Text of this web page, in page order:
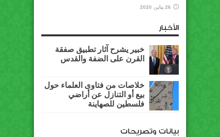
26 يناير، 2020
الأخبار
خبير يشرح آثار تطبيق صفقة
القرن على الضفة والقدس
خلاصات من فتاوى العلماء حول
بيع أو التنازل عن أراضي
فلسطين للصهاينة
بيانات وتصريحات